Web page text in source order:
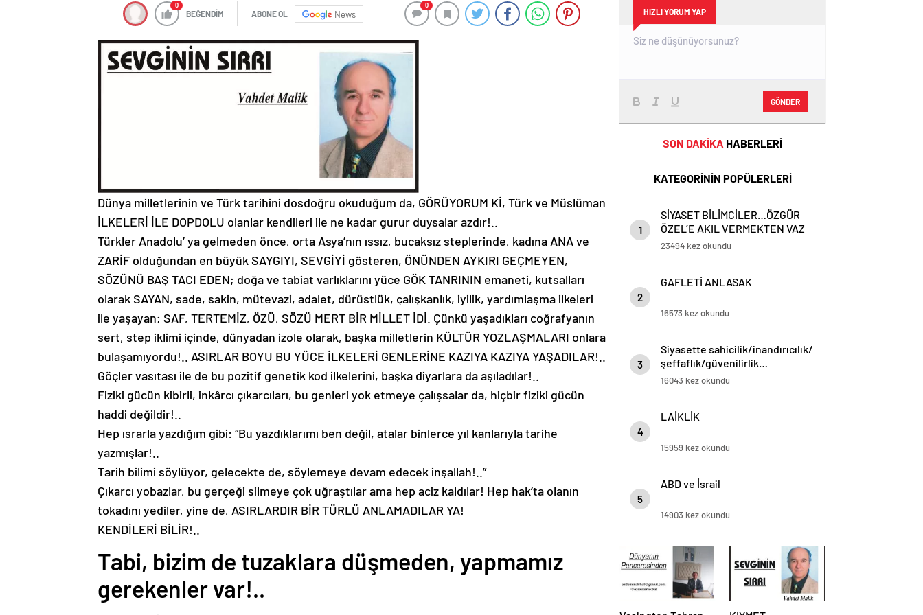
0
BEĞENDİM ABONE OL News
0
Dünya milletlerinin ve Türk tarihini dosdoğru okuduğum da, GÖRÜYORUM Kİ, Türk ve Müslüman
İLKELERİ İLE DOPDOLU olanlar kendileri ile ne kadar gurur duysalar azdır!..
Türkler Anadolu’ ya gelmeden önce, orta Asya’nın ıssız, bucaksız steplerinde, kadına ANA ve
ZARİF olduğundan en büyük SAYGIYI, SEVGİYİ gösteren, ÖNÜNDEN AYKIRI GEÇMEYEN,
SÖZÜNÜ BAŞ TACI EDEN; doğa ve tabiat varlıklarını yüce GÖK TANRININ emaneti, kutsalları
olarak SAYAN, sade, sakin, mütevazi, adalet, dürüstlük, çalışkanlık, iyilik, yardımlaşma ilkeleri
ile yaşayan; SAF, TERTEMİZ, ÖZÜ, SÖZÜ MERT BİR MİLLET İDİ. Çünkü yaşadıkları coğrafyanın
sert, step iklimi içinde, dünyadan izole olarak, başka milletlerin KÜLTÜR YOZLAŞMALARI onlara
bulaşamıyordu!.. ASIRLAR BOYU BU YÜCE İLKELERİ GENLERİNE KAZIYA KAZIYA YAŞADILAR!..
Göçler vasıtası ile de bu pozitif genetik kod ilkelerini, başka diyarlara da aşıladılar!..
Fiziki gücün kibirli, inkârcı çıkarcıları, bu genleri yok etmeye çalışsalar da, hiçbir fiziki gücün
haddi değildir!..
Hep ısrarla yazdığım gibi: “Bu yazdıklarımı ben değil, atalar binlerce yıl kanlarıyla tarihe
yazmışlar!..
Tarih bilimi söylüyor, gelecekte de, söylemeye devam edecek inşallah!..”
Çıkarcı yobazlar, bu gerçeği silmeye çok uğraştılar ama hep aciz kaldılar! Hep hak’ta olanın
tokadını yediler, yine de, ASIRLARDIR BİR TÜRLÜ ANLAMADILAR YA!
KENDİLERİ BİLİR!..
Tabi, bizim de tuzaklara düşmeden, yapmamız
gerekenler var!..
HIZLI YORUM YAP
GÖNDER
SON DAKİKA HABERLERİ
KATEGORİNİN POPÜLERLERİ
1
SİYASET BİLİMCİLER…ÖZGÜR
ÖZEL’E AKIL VERMEKTEN VAZ
GEÇİN..
23494 kez okundu
2
GAFLETİ ANLASAK
16573 kez okundu
3
Siyasette sahicilik/inandırıcılık/
şeffaflık/güvenilirlik…
16043 kez okundu
4
LAİKLİK
15959 kez okundu
5
ABD ve İsrail
14903 kez okundu